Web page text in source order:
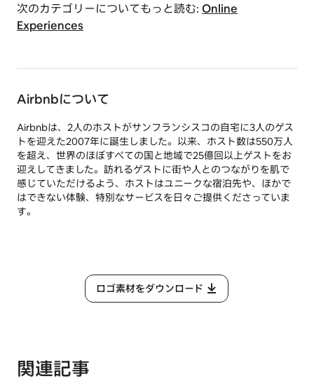
次のカテゴリーについてもっと読む: Online
Experiences
Airbnbについて
Airbnbは、2人のホストがサンフランシスコの自宅に3人のゲス
トを迎えた2007年に誕生しました。以来、ホスト数は550万人
を超え、世界のほぼすべての国と地域で25億回以上ゲストをお
迎えしてきました。訪れるゲストに街や人とのつながりを肌で
感じていただけるよう、ホストはユニークな宿泊先や、ほかで
はできない体験、特別なサービスを日々ご提供くださっていま
す。
ロゴ素材をダウンロード
関連記事